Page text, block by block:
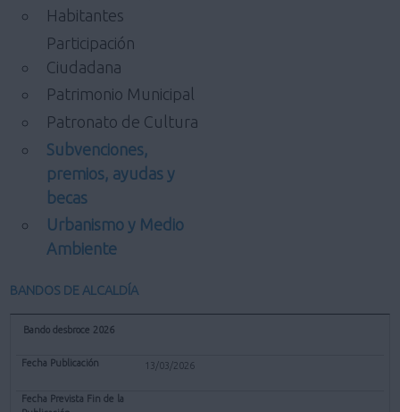
Habitantes
Participación
Ciudadana
Patrimonio Municipal
Patronato de Cultura
Subvenciones,
premios, ayudas y
becas
Urbanismo y Medio
Ambiente
BANDOS DE ALCALDÍA
Bando desbroce 2026
13/03/2026